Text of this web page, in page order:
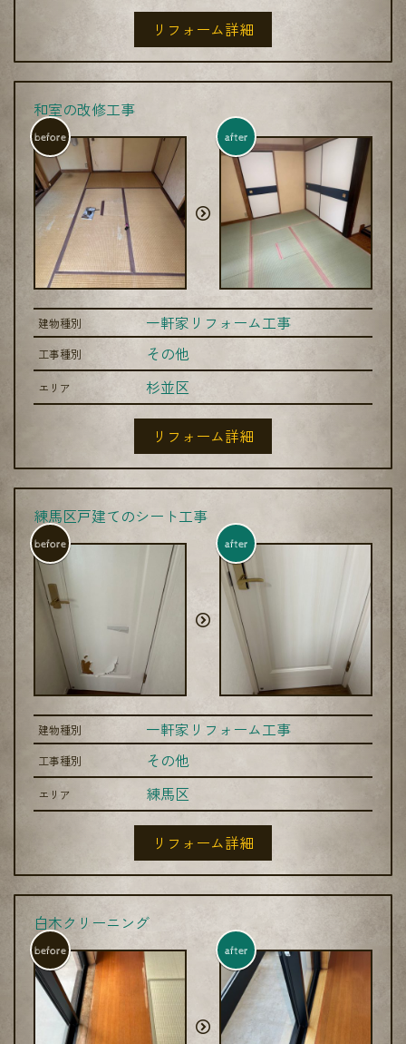
リフォーム詳細
和室の改修工事
before after
建物種別 一軒家リフォーム工事
工事種別 その他
エリア 杉並区
リフォーム詳細
練馬区戸建てのシート工事
before after
建物種別 一軒家リフォーム工事
工事種別 その他
エリア 練馬区
リフォーム詳細
白木クリーニング
before after